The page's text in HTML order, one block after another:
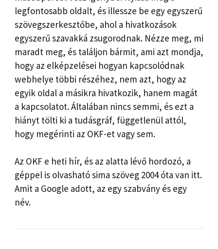
legfontosabb oldalt, és illessze be egy egyszerű
szövegszerkesztőbe, ahol a hivatkozások
egyszerű szavakká zsugorodnak. Nézze meg, mi
maradt meg, és találjon bármit, ami azt mondja,
hogy az elképzelései hogyan kapcsolódnak
webhelye többi részéhez, nem azt, hogy az
egyik oldal a másikra hivatkozik, hanem magát
a kapcsolatot. Általában nincs semmi, és ezt a
hiányt tölti ki a tudásgráf, függetlenül attól,
hogy megérinti az OKF-et vagy sem.
Az OKF e heti hír, és az alatta lévő hordozó, a
géppel is olvasható sima szöveg 2004 óta van itt.
Amit a Google adott, az egy szabvány és egy
név.